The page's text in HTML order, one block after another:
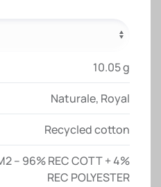
10.05 g
Naturale, Royal
Recycled cotton
– 96% REC COTT + 4%
REC POLYESTER